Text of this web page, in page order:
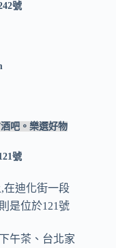
號
吧。樂選好物
號
在迪化街一段
是位於121號
午茶、台北家